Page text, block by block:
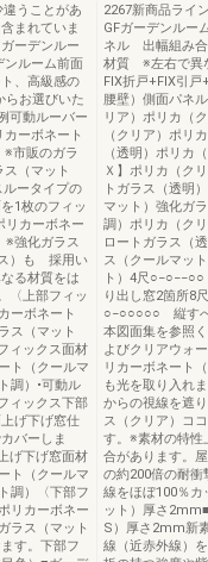
うことがあ
まれていま
ーデンルー
ンルーム前面
、高級感の
らお選びいた
可動ルーバー
ーボネート
※市販のガラ
（マット
ータイプの
1枚のフィッ
リカーボネー
※強化ガラス
）も 採用い
る材質をは
〈上部フィッ
ーボネート
ス（マット
ィックス面材
ト（クールマ
調）•可動ル
ィックス下部
げ下げ窓仕
バーしま
げ下げ窓面材
ト（クールマ
調）〈下部フ
リカーボネー
ラス（マット
す。下部フ
2267新商品ライ
GFガーデンルー
ネル 出幅組み合
材質 ※左右で異
FIX折戸+FIX引
腰壁）側面パネ
リア）ポリカ（
（クリア）ポリ
（透明）ポリカ
Ｘ】ポリカ（ク
トガラス（透明
マット）強化ガ
調）ポリカ（ク
ロートガラス（
ス（クールマッ
ト）4尺
り出し窓2箇所8
○−○○○○○ 縦すべ
本図面集を参照
よびクリアウォ
リカーボネート
も光を取り入れ
からの視線を遮
ス（クリア）コ
す。※素材の特性
合があります。
の約200倍の耐衝
線をほぼ100％
ット）厚さ
S）厚さ2mm新
線（近赤外線）